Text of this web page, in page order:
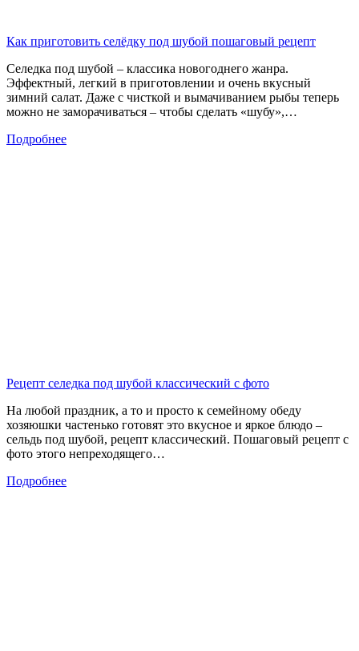
Как приготовить селёдку под шубой пошаговый рецепт
Селедка под шубой – классика новогоднего жанра.
Эффектный, легкий в приготовлении и очень вкусный
зимний салат. Даже с чисткой и вымачиванием рыбы теперь
можно не заморачиваться – чтобы сделать «шубу»,…
Подробнее
Рецепт селедка под шубой классический с фото
На любой праздник, а то и просто к семейному обеду
хозяюшки частенько готовят это вкусное и яркое блюдо –
сельдь под шубой, рецепт классический. Пошаговый рецепт с
фото этого непреходящего…
Подробнее